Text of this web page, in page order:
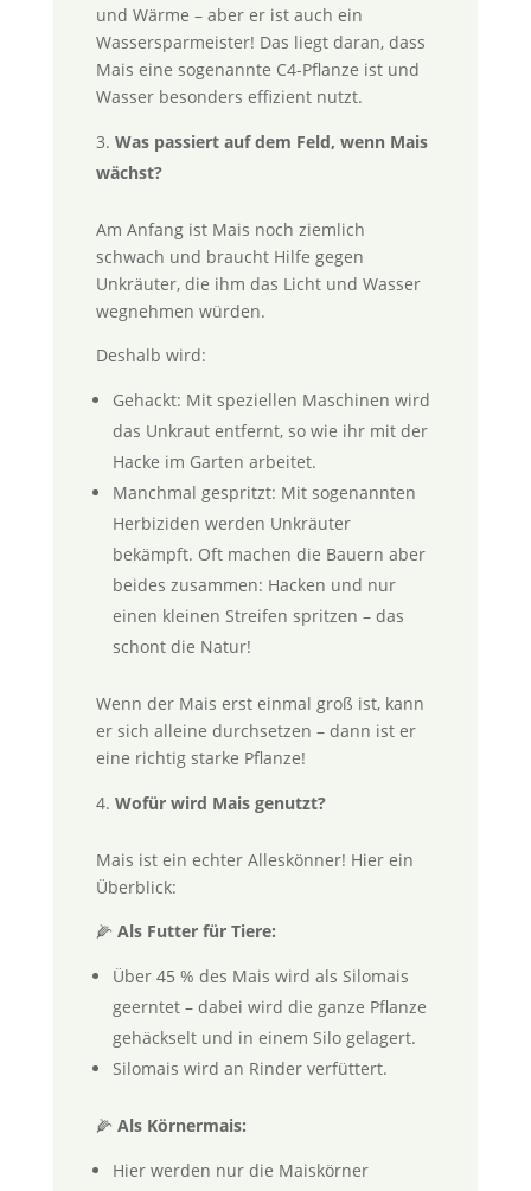
und Wärme – aber er ist auch ein
Wassersparmeister! Das liegt daran, dass
Mais eine sogenannte C4-Pflanze ist und
Wasser besonders effizient nutzt.
Was passiert auf dem Feld, wenn Mais
wächst?
Am Anfang ist Mais noch ziemlich
schwach und braucht Hilfe gegen
Unkräuter, die ihm das Licht und Wasser
wegnehmen würden.
Deshalb wird:
Gehackt: Mit speziellen Maschinen wird
das Unkraut entfernt, so wie ihr mit der
Hacke im Garten arbeitet.
Manchmal gespritzt: Mit sogenannten
Herbiziden werden Unkräuter
bekämpft. Oft machen die Bauern aber
beides zusammen: Hacken und nur
einen kleinen Streifen spritzen – das
schont die Natur!
Wenn der Mais erst einmal groß ist, kann
er sich alleine durchsetzen – dann ist er
eine richtig starke Pflanze!
Wofür wird Mais genutzt?
Mais ist ein echter Alleskönner! Hier ein
Überblick:
🌽 Als Futter für Tiere:
Über 45 % des Mais wird als Silomais
geerntet – dabei wird die ganze Pflanze
gehäckselt und in einem Silo gelagert.
Silomais wird an Rinder verfüttert.
🌽 Als Körnermais:
Hier werden nur die Maiskörner